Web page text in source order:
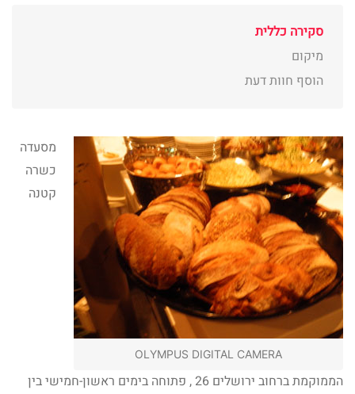
סקירה כללית
מיקום
הוסף חוות דעת
OLYMPUS DIGITAL CAMERA
מסעדה
כשרה
קטנה
הממוקמת ברחוב ירושלים 26 , פתוחה בימים ראשון-חמישי בין